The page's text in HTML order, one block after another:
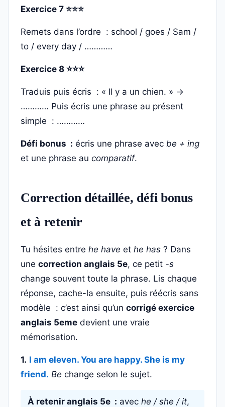
Exercice 7 ⭐⭐⭐
Remets dans l’ordre : school / goes / Sam /
to / every day / …………
Exercice 8 ⭐⭐⭐
Traduis puis écris : « Il y a un chien. » →
………… Puis écris une phrase au présent
simple : …………
Défi bonus : écris une phrase avec be + ing
et une phrase au comparatif.
Correction détaillée, défi bonus
et à retenir
Tu hésites entre he have et he has ? Dans
une correction anglais 5e, ce petit -s
change souvent toute la phrase. Lis chaque
réponse, cache-la ensuite, puis réécris sans
modèle : c’est ainsi qu’un corrigé exercice
anglais 5eme devient une vraie
mémorisation.
1. I am eleven. You are happy. She is my
friend. Be change selon le sujet.
À retenir anglais 5e : avec he / she / it,